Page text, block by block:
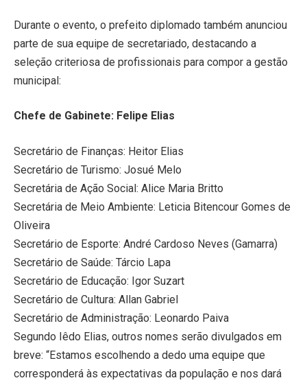
Durante o evento, o prefeito diplomado também anunciou
parte de sua equipe de secretariado, destacando a
seleção criteriosa de profissionais para compor a gestão
municipal:
Chefe de Gabinete: Felipe Elias
Secretário de Finanças: Heitor Elias
Secretário de Turismo: Josué Melo
Secretária de Ação Social: Alice Maria Britto
Secretária de Meio Ambiente: Leticia Bitencour Gomes de
Oliveira
Secretário de Esporte: André Cardoso Neves (Gamarra)
Secretário de Saúde: Tárcio Lapa
Secretário de Educação: Igor Suzart
Secretário de Cultura: Allan Gabriel
Secretário de Administração: Leonardo Paiva
Segundo Iêdo Elias, outros nomes serão divulgados em
breve: “Estamos escolhendo a dedo uma equipe que
corresponderá às expectativas da população e nos dará